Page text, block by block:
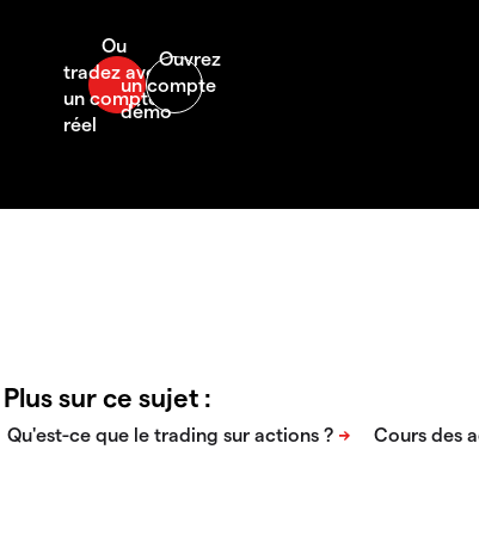
Plus sur ce sujet :